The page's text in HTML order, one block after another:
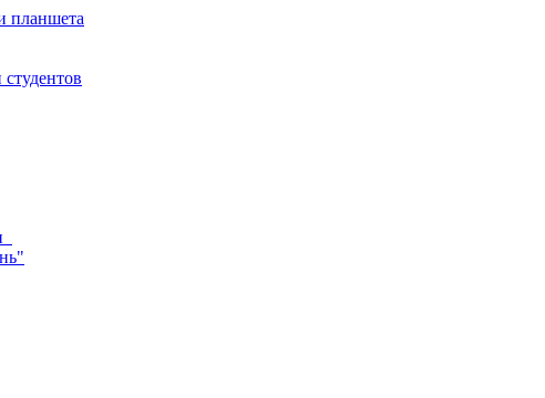
планшета